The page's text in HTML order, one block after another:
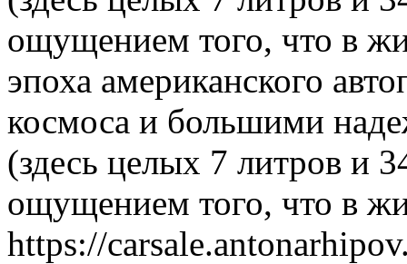
ощущением того, что в
эпоха американского
космоса и большими
(здесь целых 7 литров и
ощущением того, что в
https://